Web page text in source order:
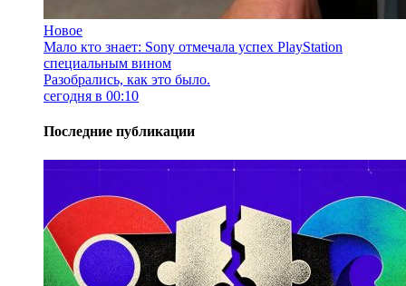
Новое
Мало кто знает: Sony отмечала успех PlayStation
специальным вином
Разобрались, как это было.
сегодня в 00:10
Последние публикации